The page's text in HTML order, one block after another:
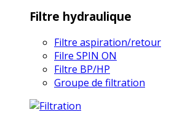
Filtre hydraulique
Filtre aspiration/retour
Filre SPIN ON
Filtre BP/HP
Groupe de filtration